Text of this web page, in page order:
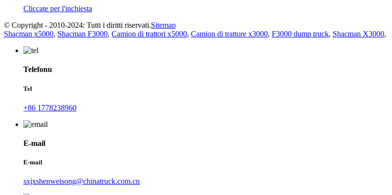
Cliccate per l'inchiesta
© Copyright - 2010-2024: Tutti i diritti riservati.Sitemap
Shacman x5000, Shacman F3000, Camion di trattori x5000, Camion di trattore x3000, F3000 dump truck, Shacman X3000,
Telefonu
Tel
+86 1778238960
E-mail
E-mail
sxjxshenweisong@chinatruck.com.cn